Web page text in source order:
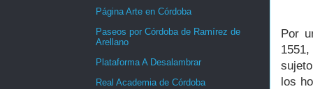
Por
los
Página Arte en Córdoba
Paseos por Córdoba de Ramírez de
Arellano
Plataforma A Desalambrar
Real Academia de Córdoba